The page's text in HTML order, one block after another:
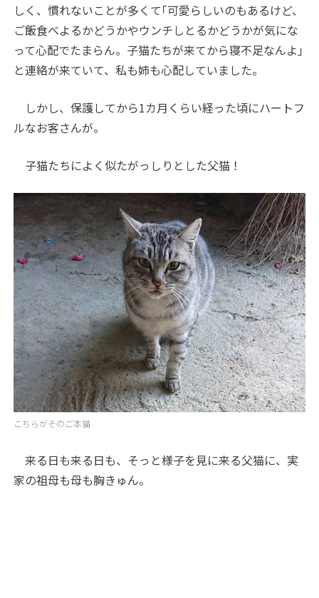
しく、慣れないことが多くて｢可愛らしいのもあるけど、
ご飯食べよるかどうかやウンチしとるかどうかが気にな
って心配でたまらん。子猫たちが来てから寝不足なんよ｣
と連絡が来ていて、私も姉も心配していました。
しかし、保護してから1カ月くらい経った頃にハートフ
ルなお客さんが。
子猫たちによく似たがっしりとした父猫！
こちらがそのご本猫
来る日も来る日も、そっと様子を見に来る父猫に、実
家の祖母も母も胸きゅん。